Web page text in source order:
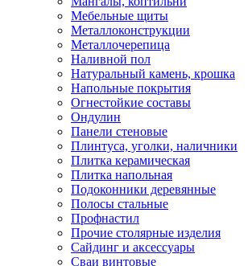
Мебельные щиты
Металлоконструкции
Металлочерепица
Наливной пол
Натуральный камень, крошка
Напольные покрытия
Огнестойкие составы
Ондулин
Панели стеновые
Плинтуса, уголки, наличники
Плитка керамическая
Плитка напольная
Подоконники деревянные
Полосы стальные
Профнастил
Прочие столярные изделия
Сайдинг и аксессуары
Сваи винтовые